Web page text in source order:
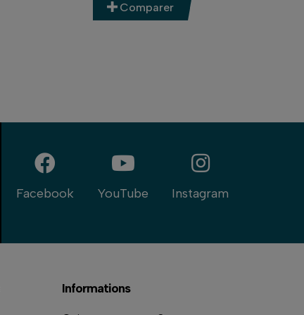
Comparer
Facebook YouTube Instagram
Informations